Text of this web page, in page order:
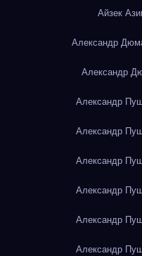
Айзек
Александр
Александр
Александр
Александр
Александр
Александр
Александр
Александр